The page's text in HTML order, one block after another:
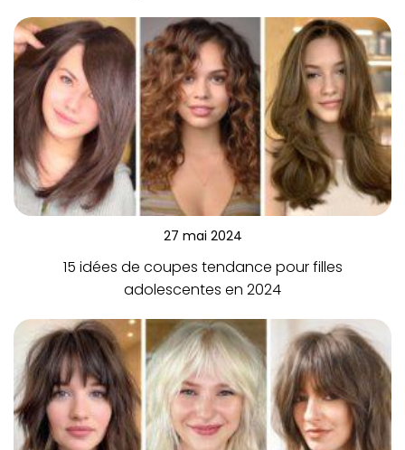
27 mai 2024
15 idées de coupes tendance pour filles
adolescentes en 2024